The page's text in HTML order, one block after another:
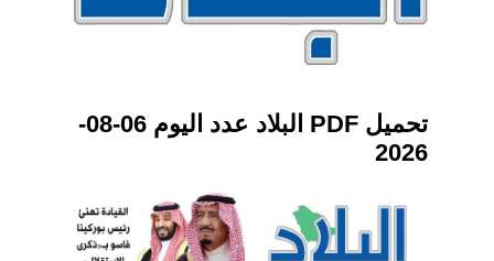
تحميل PDF البلاد عدد اليوم 06-08-
2026